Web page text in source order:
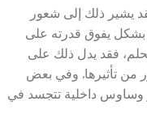
يشير ذلك إلى شعور
بشكل يفوق قدرته على
فقد يدل ذلك على
من تأثيرها. وفي بعض
وساوس داخلية تتجسد في